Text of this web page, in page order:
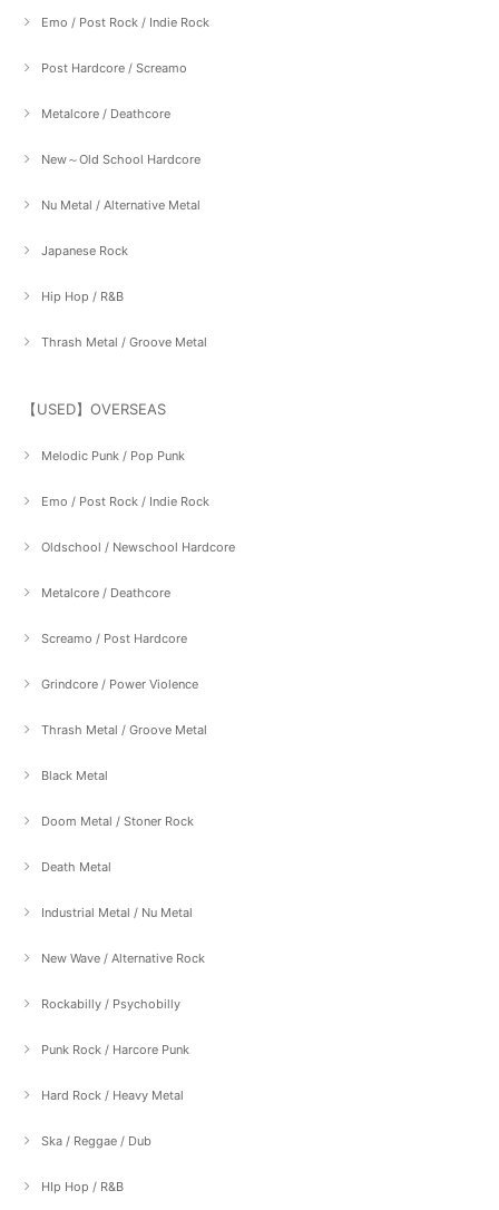
Emo / Post Rock / Indie Rock
Post Hardcore / Screamo
Metalcore / Deathcore
New～Old School Hardcore
Nu Metal / Alternative Metal
Japanese Rock
Hip Hop / R&B
Thrash Metal / Groove Metal
【USED】OVERSEAS
Melodic Punk / Pop Punk
Emo / Post Rock / Indie Rock
Oldschool / Newschool Hardcore
Metalcore / Deathcore
Screamo / Post Hardcore
Grindcore / Power Violence
Thrash Metal / Groove Metal
Black Metal
Doom Metal / Stoner Rock
Death Metal
Industrial Metal / Nu Metal
New Wave / Alternative Rock
Rockabilly / Psychobilly
Punk Rock / Harcore Punk
Hard Rock / Heavy Metal
Ska / Reggae / Dub
HIp Hop / R&B